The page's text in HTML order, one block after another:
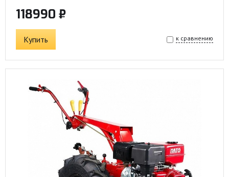
118990 ₽
Купить к сравнению